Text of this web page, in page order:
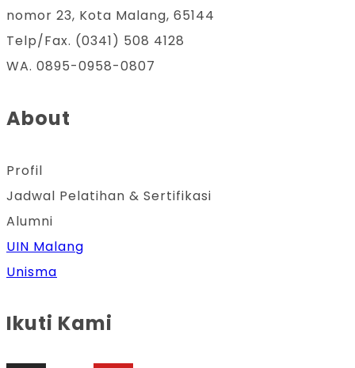
nomor 23, Kota Malang, 65144
Telp/Fax. (0341) 508 4128
WA. 0895-0958-0807
About
Profil
Jadwal Pelatihan & Sertifikasi
Alumni
UIN Malang
Unisma
Ikuti Kami